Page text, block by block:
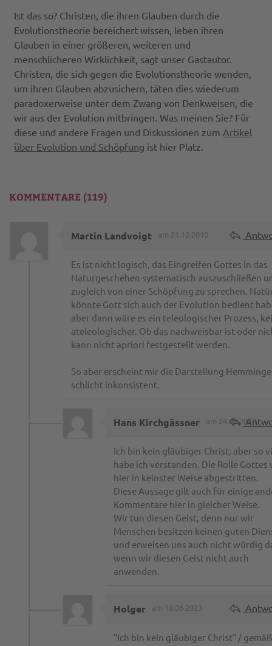
Ist das so? Christen, die ihren Glauben durch die
Evolutionstheorie bereichert wissen, leben ihren
Glauben in einer größeren, weiteren und
menschlicheren Wirklichkeit, sagt unser Gastautor.
Christen, die sich gegen die Evolutionstheorie wenden,
um ihren Glauben abzusichern, täten dies wiederum
paradoxerweise unter dem Zwang von Denkweisen, die
wir aus der Evolution mitbringen. Was meinen Sie? Für
diese und andere Fragen und Diskussionen zum Artikel
über Evolution und Schöpfung ist hier Platz.
KOMMENTARE (119)
Martin Landvoigt am 21.12.2010
Es ist nicht logisch, das Eingreifen Gottes in das
Naturgeschehen systematisch auszuschließen
zugleich von einer Schöpfung zu sprechen.
könnte Gott sich auch der Evolution bedient
aber dann wäre es ein teleologischer Prozess,
ateleologischer. Ob das nachweisbar ist oder
kann nicht apriori festgestellt werden.
So aber erscheint mir die Darstellung
schlicht inkonsistent.
Hans Kirchgässner am 24.04.2023
Ich bin kein gläubiger Christ, aber so
habe ich verstanden. Die Rolle Gottes
hier in keinster Weise abgestritten.
Diese Aussage gilt auch für einige
Kommentare hier in gleicher Weise.
Wir tun diesen Geist, denn nur wir
Menschen besitzen keinen guten
und erweisen uns auch nicht würdig
wenn wir diesen Geist nicht auch
anwenden.
Holger am 18.06.2023
"Ich bin kein gläubiger Christ" /